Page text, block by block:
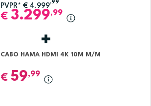
PVPR* € 4.999
,99
€ 3.299,99
CABO HAMA HDMI 4K 10M M/M
€ 59,99